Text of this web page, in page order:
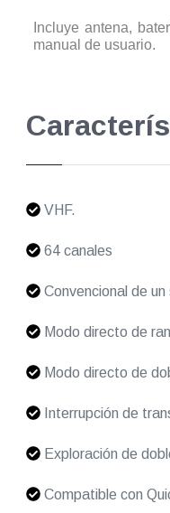
Incluye antena,
manual de usuario.
VHF.
64 canales
Convencional de un
Modo directo de
Modo directo de
Interrupción de
Exploración de
Compatible con